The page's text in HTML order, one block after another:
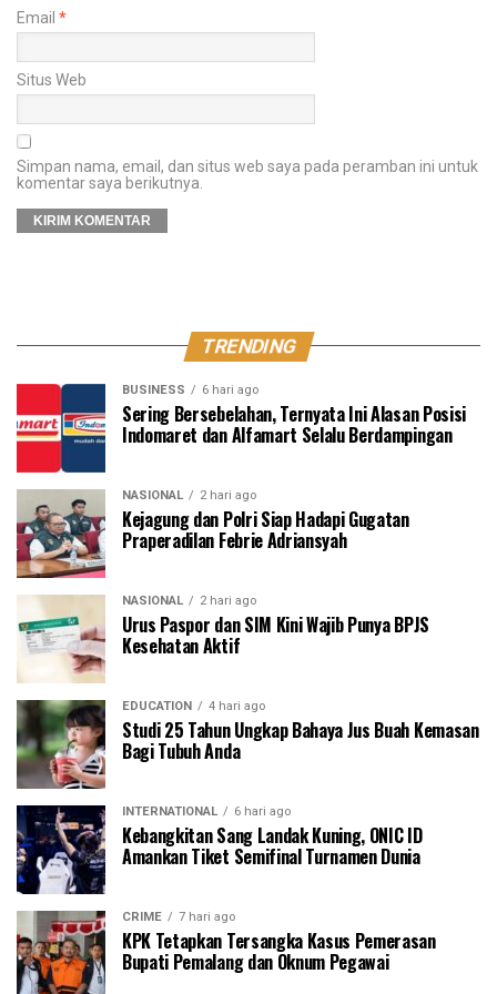
Email *
Situs Web
Simpan nama, email, dan situs web saya pada peramban ini untuk
komentar saya berikutnya.
TRENDING
BUSINESS 6 hari ago
Sering Bersebelahan, Ternyata Ini Alasan Posisi
Indomaret dan Alfamart Selalu Berdampingan
NASIONAL 2 hari ago
Kejagung dan Polri Siap Hadapi Gugatan
Praperadilan Febrie Adriansyah
NASIONAL 2 hari ago
Urus Paspor dan SIM Kini Wajib Punya BPJS
Kesehatan Aktif
EDUCATION 4 hari ago
Studi 25 Tahun Ungkap Bahaya Jus Buah Kemasan
Bagi Tubuh Anda
INTERNATIONAL 6 hari ago
Kebangkitan Sang Landak Kuning, ONIC ID
Amankan Tiket Semifinal Turnamen Dunia
CRIME 7 hari ago
KPK Tetapkan Tersangka Kasus Pemerasan
Bupati Pemalang dan Oknum Pegawai